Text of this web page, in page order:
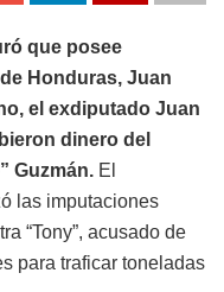
que posee
Honduras, Juan
el exdiputado Juan
dinero del
Guzmán. El
las imputaciones
“Tony”, acusado de
para traficar toneladas